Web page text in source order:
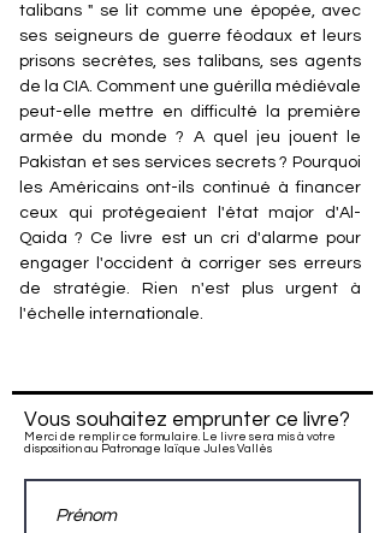
talibans " se lit comme une épopée, avec
ses seigneurs de guerre féodaux et leurs
prisons secrètes, ses talibans, ses agents
de la CIA. Comment une guérilla médiévale
peut-elle mettre en difficulté la première
armée du monde ? A quel jeu jouent le
Pakistan et ses services secrets ? Pourquoi
les Américains ont-ils continué à financer
ceux qui protégeaient l'état major d'Al-
Qaida ? Ce livre est un cri d'alarme pour
engager l'occident à corriger ses erreurs
de stratégie. Rien n'est plus urgent à
l'échelle internationale.
Vous souhaitez emprunter ce livre?
Merci de remplir ce formulaire. Le livre sera mis à votre
disposition au Patronage laïque Jules Vallès